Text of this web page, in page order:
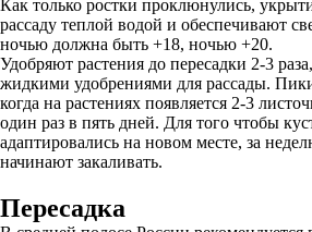
Как только ростки проклюнулись,
рассаду теплой водой и обеспечивают
ночью должна быть +18, ночью +20.
Удобряют растения до пересадки 2-3
жидкими удобрениями для рассады.
когда на растениях появляется 2-3
один раз в пять дней. Для того чтобы
адаптировались на новом месте, за
начинают закаливать.
Пересадка